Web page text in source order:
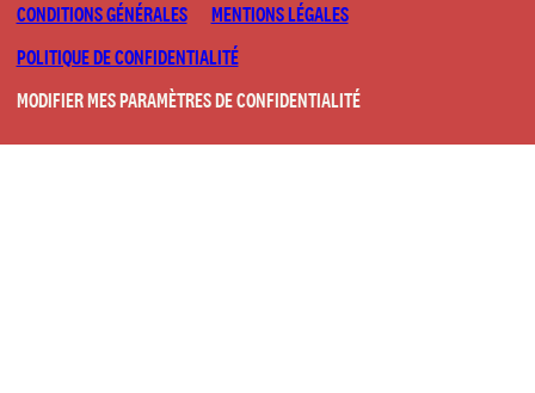
CONDITIONS GÉNÉRALES
MENTIONS LÉGALES
POLITIQUE DE CONFIDENTIALITÉ
MODIFIER MES PARAMÈTRES DE CONFIDENTIALITÉ